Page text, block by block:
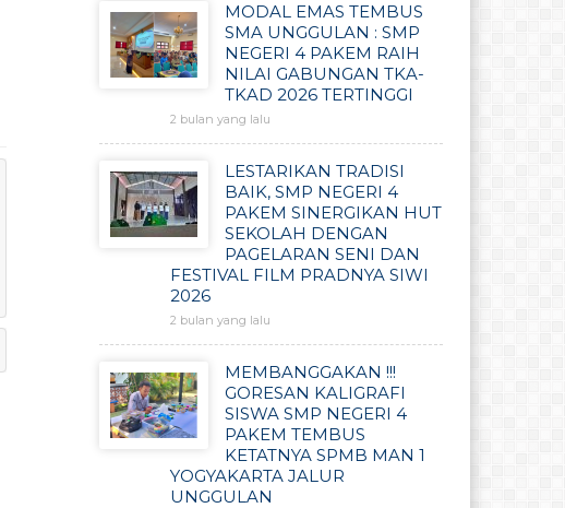
MODAL EMAS TEMBUS
SMA UNGGULAN : SMP
NEGERI 4 PAKEM RAIH
NILAI GABUNGAN TKA-
TKAD 2026 TERTINGGI
2 bulan yang lalu
LESTARIKAN TRADISI
BAIK, SMP NEGERI 4
PAKEM SINERGIKAN HUT
SEKOLAH DENGAN
PAGELARAN SENI DAN
FESTIVAL FILM PRADNYA SIWI
2026
2 bulan yang lalu
MEMBANGGAKAN !!!
GORESAN KALIGRAFI
SISWA SMP NEGERI 4
PAKEM TEMBUS
KETATNYA SPMB MAN 1
YOGYAKARTA JALUR
UNGGULAN